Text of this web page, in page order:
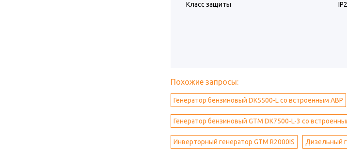
Класс защиты
Похожие запросы:
Генератор бензиновый DK5500-L cо встроенным АВР
Генератор бензиновый GTM DK7500-L-3 cо
Инверторный генератор GTM R2000IS Дизельный